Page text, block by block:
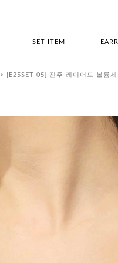
SET ITEM
> [E25SET 05] 진주 레이어드 볼륨